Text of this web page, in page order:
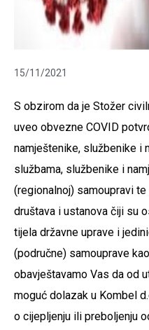
15/11/2021
S obzirom da je Stožer
uveo obvezne COVID
namještenike, službenike i
službama, službenike i
(regionalnoj) samoupravi
društava i ustanova čiji su
tijela državne uprave i
(područne) samouprave
obavještavamo Vas da od
moguć dolazak u Kombel
o cijepljenju ili preboljenju